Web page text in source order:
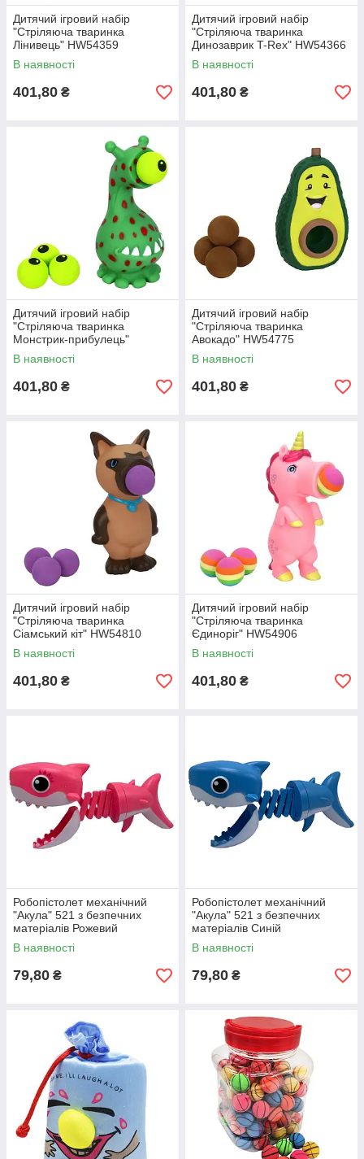
Дитячий ігровий набір
"Стріляюча тваринка
Лінивець" HW54359
В наявності
401,80 ₴
Дитячий ігровий набір
"Стріляюча тваринка
Динозаврик T-Rex" HW54366
В наявності
401,80 ₴
Дитячий ігровий набір
"Стріляюча тваринка
Монстрик-прибулець"
HW54705
В наявності
401,80 ₴
Дитячий ігровий набір
"Стріляюча тваринка
Авокадо" HW54775
В наявності
401,80 ₴
Дитячий ігровий набір
"Стріляюча тваринка
Сіамський кіт" HW54810
В наявності
401,80 ₴
Дитячий ігровий набір
"Стріляюча тваринка
Єдиноріг" HW54906
В наявності
401,80 ₴
Робопістолет механічний
"Акула" 521 з безпечних
матеріалів Рожевий
В наявності
79,80 ₴
Робопістолет механічний
"Акула" 521 з безпечних
матеріалів Синій
В наявності
79,80 ₴